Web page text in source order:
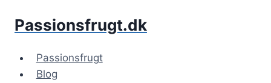
Passionsfrugt.dk
Passionsfrugt
Blog